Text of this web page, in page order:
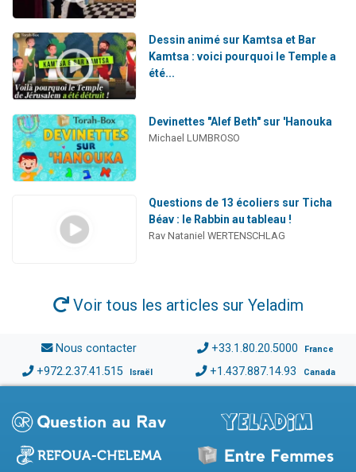
Dessin animé sur Kamtsa et Bar
Kamtsa : voici pourquoi le Temple a
été...
Devinettes "Alef Beth" sur 'Hanouka
Michael LUMBROSO
Questions de 13 écoliers sur Ticha
Béav : le Rabbin au tableau !
Rav Nataniel WERTENSCHLAG
Voir tous les articles sur Yeladim
Nous contacter +33.1.80.20.5000 France
+972.2.37.41.515 Israël +1.437.887.14.93 Canada